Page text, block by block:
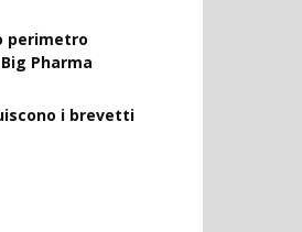
perimetro
Pharma
i brevetti